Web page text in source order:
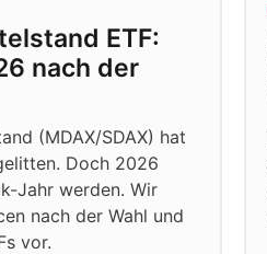
ETF:
nach der
(MDAX/SDAX) hat
Doch 2026
Jahr werden. Wir
nach der Wahl und
vor.